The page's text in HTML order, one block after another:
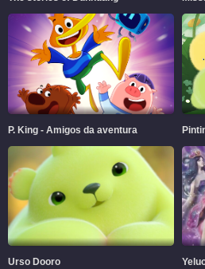
P. King - Amigos da aventura
Urso Dooro